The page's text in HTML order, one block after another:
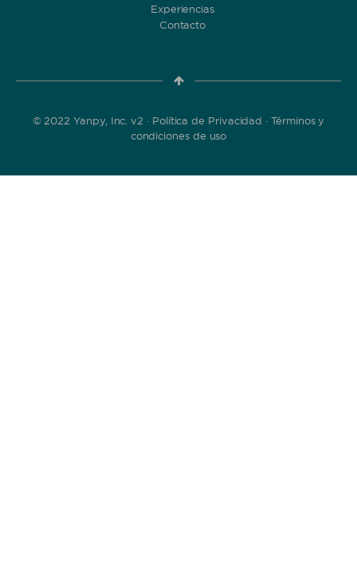
Experiencias
Contacto
© 2022 Yanpy, Inc. v2 · Política de Privacidad ·Términos y
condiciones de uso